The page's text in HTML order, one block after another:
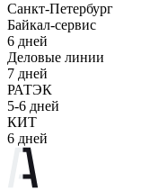
Санкт-Петербург
Байкал-сервис
6 дней
Деловые линии
7 дней
РАТЭК
5-6 дней
КИТ
6 дней